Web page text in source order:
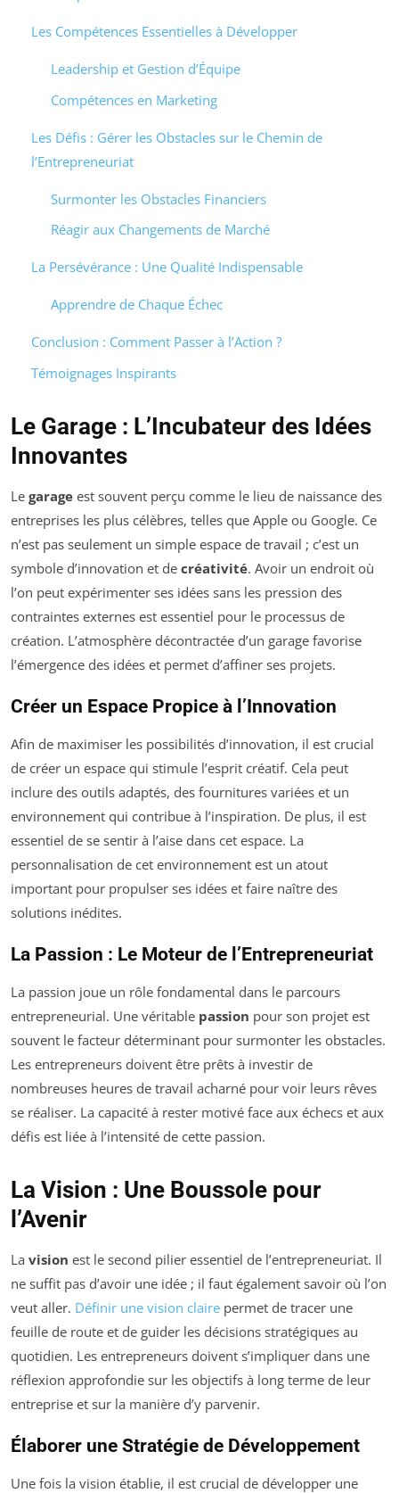
Les Compétences Essentielles à Développer
Leadership et Gestion d’Équipe
Compétences en Marketing
Les Défis : Gérer les Obstacles sur le Chemin de
l’Entrepreneuriat
Surmonter les Obstacles Financiers
Réagir aux Changements de Marché
La Persévérance : Une Qualité Indispensable
Apprendre de Chaque Échec
Conclusion : Comment Passer à l’Action ?
Témoignages Inspirants
Le Garage : L’Incubateur des Idées
Innovantes
Le garage est souvent perçu comme le lieu de naissance des
entreprises les plus célèbres, telles que Apple ou Google. Ce
n’est pas seulement un simple espace de travail ; c’est un
symbole d’innovation et de créativité. Avoir un endroit où
l’on peut expérimenter ses idées sans les pression des
contraintes externes est essentiel pour le processus de
création. L’atmosphère décontractée d’un garage favorise
l’émergence des idées et permet d’affiner ses projets.
Créer un Espace Propice à l’Innovation
Afin de maximiser les possibilités d’innovation, il est crucial
de créer un espace qui stimule l’esprit créatif. Cela peut
inclure des outils adaptés, des fournitures variées et un
environnement qui contribue à l’inspiration. De plus, il est
essentiel de se sentir à l’aise dans cet espace. La
personnalisation de cet environnement est un atout
important pour propulser ses idées et faire naître des
solutions inédites.
La Passion : Le Moteur de l’Entrepreneuriat
La passion joue un rôle fondamental dans le parcours
entrepreneurial. Une véritable passion pour son projet est
souvent le facteur déterminant pour surmonter les obstacles.
Les entrepreneurs doivent être prêts à investir de
nombreuses heures de travail acharné pour voir leurs rêves
se réaliser. La capacité à rester motivé face aux échecs et aux
défis est liée à l’intensité de cette passion.
La Vision : Une Boussole pour
l’Avenir
La vision est le second pilier essentiel de l’entrepreneuriat. Il
ne suffit pas d’avoir une idée ; il faut également savoir où l’on
veut aller. Définir une vision claire permet de tracer une
feuille de route et de guider les décisions stratégiques au
quotidien. Les entrepreneurs doivent s’impliquer dans une
réflexion approfondie sur les objectifs à long terme de leur
entreprise et sur la manière d’y parvenir.
Élaborer une Stratégie de Développement
Une fois la vision établie, il est crucial de développer une